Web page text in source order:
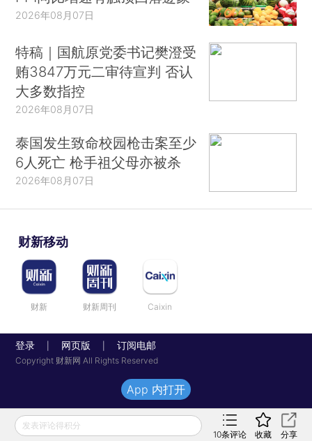
2026年08月07日
特稿｜国航原党委书记樊澄受
贿3847万元二审待宣判 否认
大多数指控
2026年08月07日
泰国发生致命校园枪击案至少
6人死亡 枪手祖父母亦被杀
2026年08月07日
财新移动
财新 财新周刊 Caixin
登录 网页版 订阅电邮
Copyright 财新网 All Rights Reserved
发表评论得积分
10条评论 收藏 分享
App 内打开